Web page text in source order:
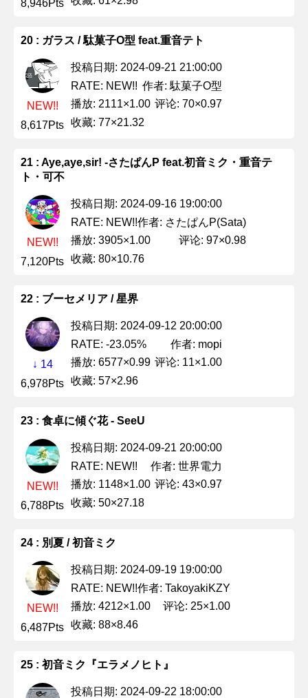
8,946Pts
20 : ガラス / 駄菓子O型 feat.重音テト
NEW!!
8,617Pts
投稿日期: 2024-09-21 21:00:00
RATE: NEW!! 作者: 駄菓子O型
播放: 2111×1.00 评论: 70×0.97
收藏: 77×21.32
21 : Aye,aye,sir! -さたぱんP feat.初音ミク・重音テ
ト・可不
NEW!!
7,120Pts
投稿日期: 2024-09-16 19:00:00
RATE: NEW!!作者: さたぱんP(Sata)
播放: 3905×1.00
评论: 97×0.98
收藏: 80×10.76
22 : ブーセメリア / 星界
↓ 14
6,978Pts
投稿日期: 2024-09-12 20:00:00
RATE: -23.05%
作者: mopi
播放: 6577×0.99 评论: 11×1.00
收藏: 57×2.96
23 : 食卓に傾ぐ花 - SeeU
NEW!!
6,788Pts
投稿日期: 2024-09-21 20:00:00
RATE: NEW!!
作者: 世界電力
播放: 1148×1.00 评论: 43×0.97
收藏: 50×27.18
24 : 別夏 / 初音ミク
NEW!!
6,487Pts
投稿日期: 2024-09-19 19:00:00
RATE: NEW!!作者: TakoyakiKZY
播放: 4212×1.00
评论: 25×1.00
收藏: 88×8.46
25 : 初音ミク『エラメノヒト』
投稿日期: 2024-09-22 18:00:00